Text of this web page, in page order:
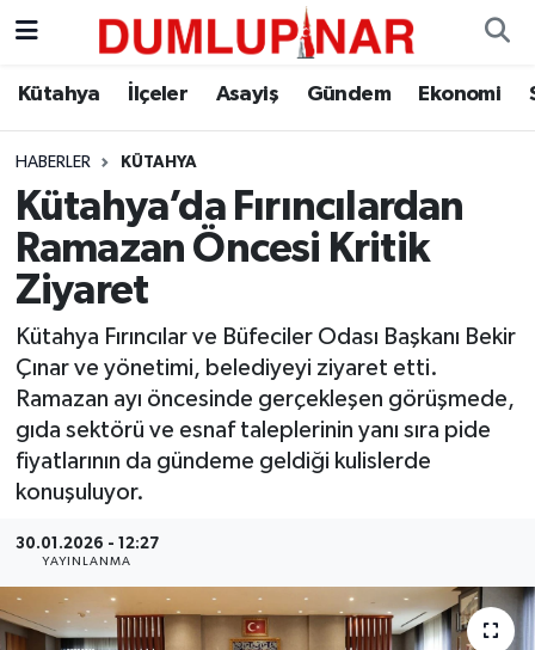
Kütahya İlçeler Asayiş Gündem Ekonomi
HABERLER KÜTAHYA
Kütahya’da Fırıncılardan
Ramazan Öncesi Kritik
Ziyaret
Kütahya Fırıncılar ve Büfeciler Odası Başkanı Bekir
Çınar ve yönetimi, belediyeyi ziyaret etti.
Ramazan ayı öncesinde gerçekleşen görüşmede,
gıda sektörü ve esnaf taleplerinin yanı sıra pide
fiyatlarının da gündeme geldiği kulislerde
konuşuluyor.
30.01.2026 - 12:27
YAYINLANMA
Asayiş
Diğer
Dünya
Ekonomi
Eleman
Emlak
Haber İlanlar
Kütahya Hava Durumu
Kütahya Trafik Yoğunluk Haritası
Süper Lig Puan Durumu ve Fikstür
Tüm Manşetler
Son Dakika Haberleri
Haber Arşivi